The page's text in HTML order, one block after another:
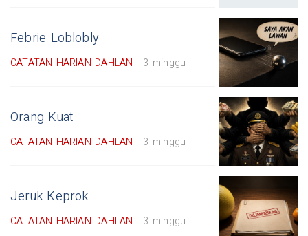
Febrie Loblobly
CATATAN HARIAN DAHLAN 3 minggu
Orang Kuat
CATATAN HARIAN DAHLAN 3 minggu
Jeruk Keprok
CATATAN HARIAN DAHLAN 3 minggu